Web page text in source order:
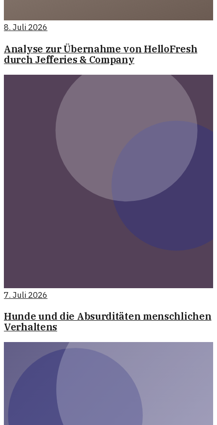
8. Juli 2026
Analyse zur Übernahme von HelloFresh
durch Jefferies & Company
7. Juli 2026
Hunde und die Absurditäten menschlichen
Verhaltens